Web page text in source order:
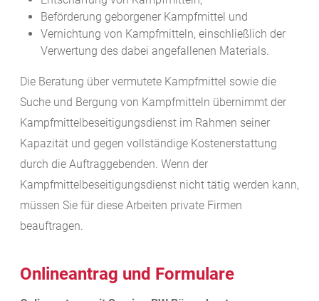
Beförderung geborgener Kampfmittel und
Vernichtung von Kampfmitteln, einschließlich der
Verwertung des dabei angefallenen Materials.
Die Beratung über vermutete Kampfmittel sowie die
Suche und Bergung von Kampfmitteln übernimmt der
Kampfmittelbeseitigungsdienst im Rahmen seiner
Kapazität und gegen vollständige Kostenerstattung
durch die Auftraggebenden. Wenn der
Kampfmittelbeseitigungsdienst nicht tätig werden kann,
müssen Sie für diese Arbeiten private Firmen
beauftragen.
Onlineantrag und Formulare